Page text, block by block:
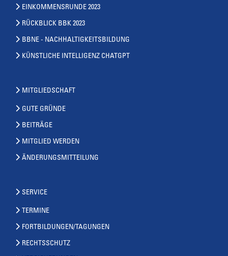
EINKOMMENSRUNDE 2023
RÜCKBLICK BBK 2023
BBNE - NACHHALTIGKEITSBILDUNG
KÜNSTLICHE INTELLIGENZ CHATGPT
MITGLIEDSCHAFT
GUTE GRÜNDE
BEITRÄGE
MITGLIED WERDEN
ÄNDERUNGSMITTEILUNG
SERVICE
TERMINE
FORTBILDUNGEN/TAGUNGEN
RECHTSSCHUTZ